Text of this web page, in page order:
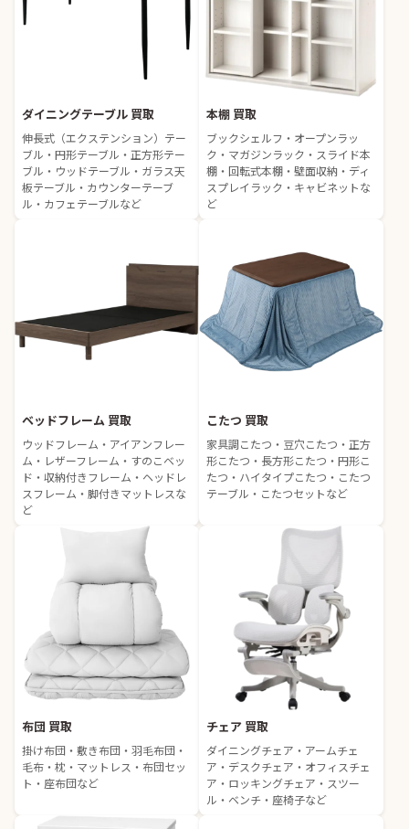
ダイニングテーブル 買取
伸長式（エクステンション）テー
ブル・円形テーブル・正方形テー
ブル・ウッドテーブル・ガラス天
板テーブル・カウンターテーブ
ル・カフェテーブルなど
本棚 買取
ブックシェルフ・オープンラッ
ク・マガジンラック・スライド本
棚・回転式本棚・壁面収納・ディ
スプレイラック・キャビネットな
ど
ベッドフレーム 買取
ウッドフレーム・アイアンフレー
ム・レザーフレーム・すのこベッ
ド・収納付きフレーム・ヘッドレ
スフレーム・脚付きマットレスな
ど
こたつ 買取
家具調こたつ・豆穴こたつ・正方
形こたつ・長方形こたつ・円形こ
たつ・ハイタイプこたつ・こたつ
テーブル・こたつセットなど
布団 買取
掛け布団・敷き布団・羽毛布団・
毛布・枕・マットレス・布団セッ
ト・座布団など
チェア 買取
ダイニングチェア・アームチェ
ア・デスクチェア・オフィスチェ
ア・ロッキングチェア・スツー
ル・ベンチ・座椅子など